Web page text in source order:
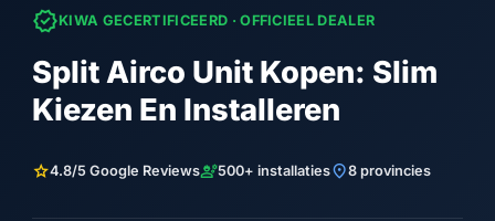
verifiedKIWA GECERTIFICEERD · OFFICIEEL DEALER
Split Airco Unit Kopen: Slim
Kiezen En Installeren
star4.8/5 Google Reviewsengineering500+ installatieslocation_on8 provincies